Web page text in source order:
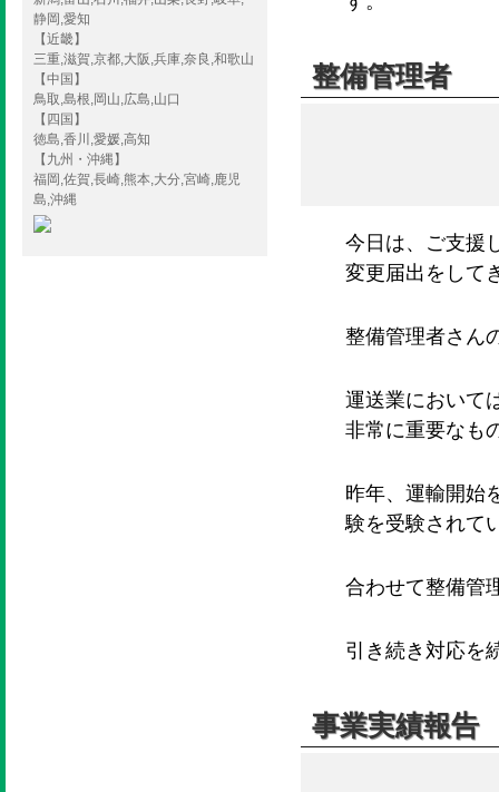
整備管理者
今日は、ご支援
変更届出をして
整備管理者さん
運送業において
非常に重要なも
昨年、運輸開始
験を受験されて
合わせて整備管
引き続き対応を
事業実績報告
静岡,愛知
【近畿】
三重,滋賀,京都,大阪,兵庫,奈良,和歌山
【中国】
鳥取,島根,岡山,広島,山口
【四国】
徳島,香川,愛媛,高知
【九州・沖縄】
福岡,佐賀,長崎,熊本,大分,宮崎,鹿児
島,沖縄